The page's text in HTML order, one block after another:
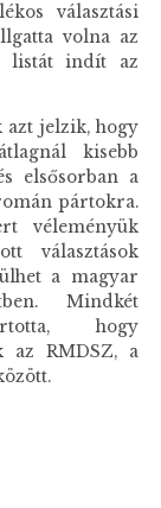
választási
volna az
listát indít az
azt jelzik, hogy
kisebb
elsősorban a
pártokra.
véleményük
választások
a magyar
Mindkét
hogy
az RMDSZ, a